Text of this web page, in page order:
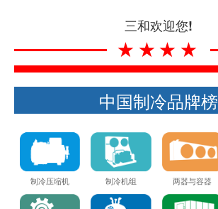
三和欢迎您!
★★★★
中国制冷品牌榜
制冷压缩机 制冷机组 两器与容器